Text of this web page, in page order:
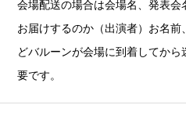
会場配送の場合は会場名、発表会
お届けするのか（出演者）お名
どバルーンが会場に到着してか
要です。